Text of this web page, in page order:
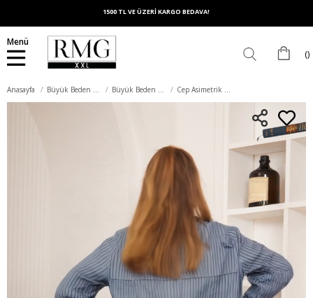
1500 TL VE ÜZERİ KARGO BEDAVA!
Menü
Anasayfa Büyük Beden Üst Giyim Büyük Beden Gömlek Cep Asimetrik Desenli Büyük Beden Gömlek İndigo